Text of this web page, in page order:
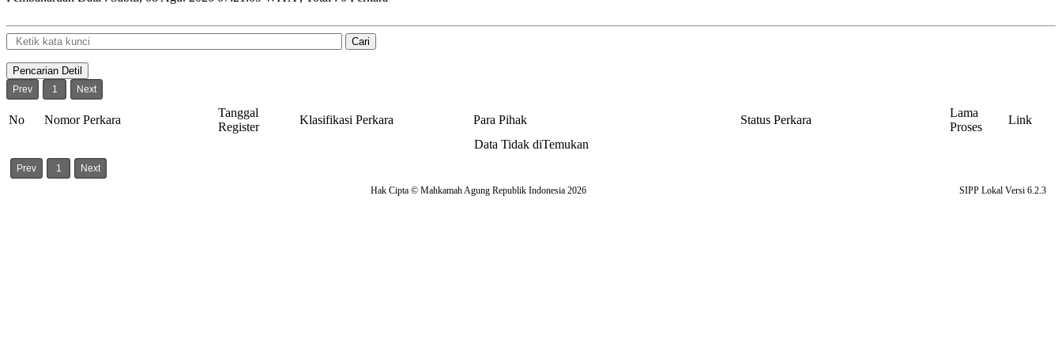
Prev 1 Next
No Nomor Perkara
Tanggal
Register
Klasifikasi Perkara Para Pihak Status Perkara
Lama
Proses
Link
Data Tidak diTemukan
Prev 1
Next
Hak Cipta © Mahkamah Agung Republik Indonesia 2026
SIPP Lokal Versi 6.2.3